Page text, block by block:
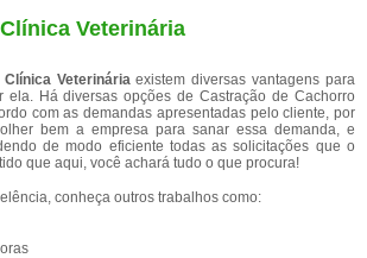
Veterinária
Clínica Veterináriaexistem diversas vantagens para
ela. Há diversas opções de Castração de Cachorro
com as demandas apresentadas pelo cliente, por
bem a empresa para sanar essa demanda, e
de modo eficiente todas as solicitações que o
que aqui, você achará tudo o que procura!
conheça outros trabalhos como: